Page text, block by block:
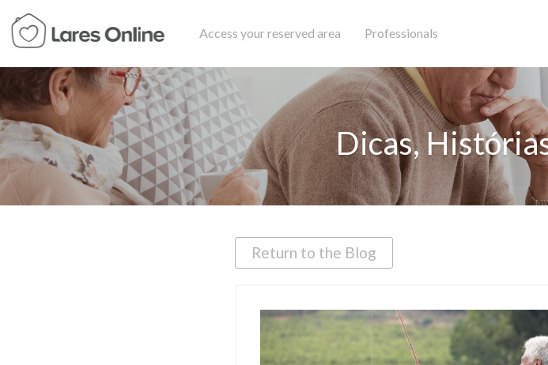
Access your reserved area Professionals
Dicas,
Return to the Blog